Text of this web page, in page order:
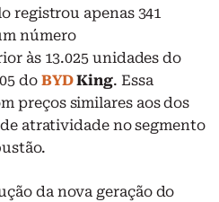
registrou apenas 341
número
às 13.025 unidades do
do BYDKing. Essa
preços similares aos dos
atratividade no segmento
da nova geração do